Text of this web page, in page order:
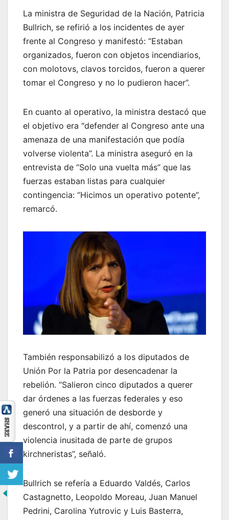
La ministra de Seguridad de la Nación, Patricia
Bullrich, se refirió a los incidentes de ayer
frente al Congreso y manifestó: “Estaban
organizados, fueron con objetos incendiarios,
con molotovs, clavos torcidos, fueron a querer
tomar el Congreso y no lo pudieron hacer”.
En cuanto al operativo, la ministra destacó que
el objetivo era “defender al Congreso ante una
amenaza de una manifestación que podía
volverse violenta”. La ministra aseguró en la
entrevista de “Solo una vuelta más” que las
fuerzas estaban listas para cualquier
contingencia: “Hicimos un operativo potente”,
remarcó.
También responsabilizó a los diputados de
Unión Por la Patria por desencadenar la
rebelión. “Salieron cinco diputados a querer
dar órdenes a las fuerzas federales y eso
generó una situación de desborde y
descontrol, y a partir de ahí, comenzó una
violencia inusitada de parte de grupos
kirchneristas”, señaló.
Bullrich se refería a Eduardo Valdés, Carlos
Castagnetto, Leopoldo Moreau, Juan Manuel
Pedrini, Carolina Yutrovic y Luis Basterra,